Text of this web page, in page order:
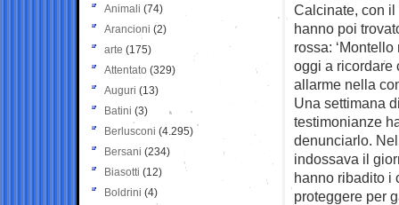
Calcinate, con
hanno poi
rossa:
oggi a ricordare
allarme nella
Una settimana
testimonianze
denunciarlo.
indossava il
hanno ribadito i
proteggere per
Animali (74)
Arancioni (2)
arte (175)
Attentato (329)
Auguri (13)
Batini (3)
Berlusconi (4.295)
Bersani (234)
Biasotti (12)
Boldrini (4)